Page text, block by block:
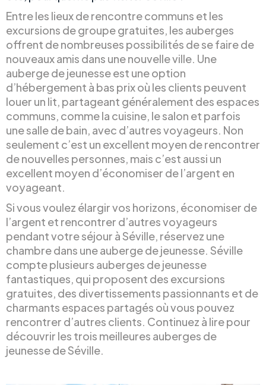
Entre les lieux de rencontre communs et les
excursions de groupe gratuites, les auberges
offrent de nombreuses possibilités de se faire de
nouveaux amis dans une nouvelle ville. Une
auberge de jeunesse est une option
d’hébergement à bas prix où les clients peuvent
louer un lit, partageant généralement des espaces
communs, comme la cuisine, le salon et parfois
une salle de bain, avec d’autres voyageurs. Non
seulement c’est un excellent moyen de rencontrer
de nouvelles personnes, mais c’est aussi un
excellent moyen d’économiser de l’argent en
voyageant.
Si vous voulez élargir vos horizons, économiser de
l’argent et rencontrer d’autres voyageurs
pendant votre séjour à Séville, réservez une
chambre dans une auberge de jeunesse. Séville
compte plusieurs auberges de jeunesse
fantastiques, qui proposent des excursions
gratuites, des divertissements passionnants et de
charmants espaces partagés où vous pouvez
rencontrer d’autres clients. Continuez à lire pour
découvrir les trois meilleures auberges de
jeunesse de Séville.